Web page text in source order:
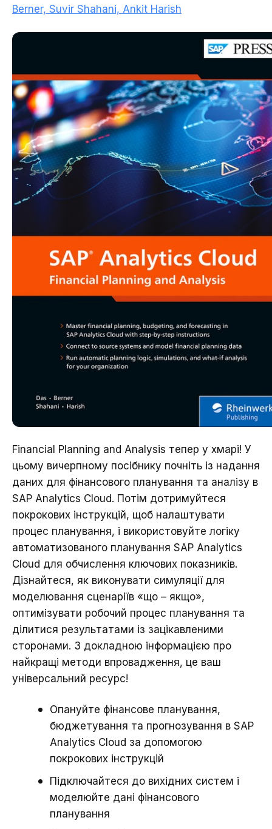
Berner, Suvir Shahani, Ankit Harish
Financial Planning and Analysis тепер у хмарі! У
цьому вичерпному посібнику почніть із надання
даних для фінансового планування та аналізу в
SAP Analytics Cloud. Потім дотримуйтеся
покрокових інструкцій, щоб налаштувати
процес планування, і використовуйте логіку
автоматизованого планування SAP Analytics
Cloud для обчислення ключових показників.
Дізнайтеся, як виконувати симуляції для
моделювання сценаріїв «що – якщо»,
оптимізувати робочий процес планування та
ділитися результатами із зацікавленими
сторонами. З докладною інформацією про
найкращі методи впровадження, це ваш
універсальний ресурс!
Опануйте фінансове планування,
бюджетування та прогнозування в SAP
Analytics Cloud за допомогою
покрокових інструкцій
Підключайтеся до вихідних систем і
моделюйте дані фінансового
планування